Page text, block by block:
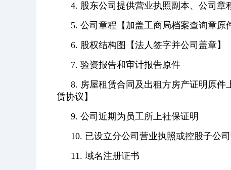
4. 股东公司提供营业执照副本、公司章
5. 公司章程【加盖工商局档案查询章原
6. 股权结构图【法人签字并公司盖章】
7. 验资报告和审计报告原件
8. 房屋租赁合同及出租方房产证明原件
赁协议】
9. 公司近期为员工所上社保证明
10. 已设立分公司营业执照或控股子公
11. 域名注册证书